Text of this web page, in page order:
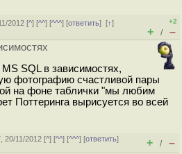
2012 [^] [^^] [^^^] [ответить][↑]
+2
+ / –
SQL в зависимостях,
фотографию счастливой пары
на фоне таблички "мы любим
Поттеринга вырисуется во всей
20/11/2012 [^] [^^] [^^^] [ответить]
+ / –